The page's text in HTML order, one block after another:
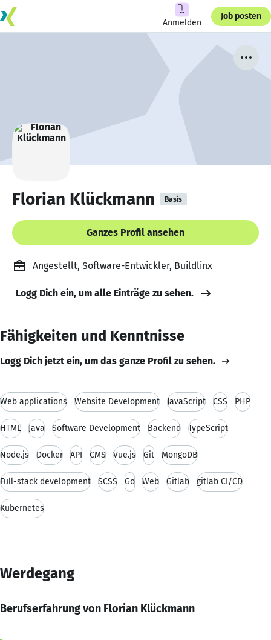
Anmelden
Job posten
Florian Klückmann Basis
Ganzes Profil ansehen
Angestellt, Software-Entwickler, Buildlinx
Logg Dich ein, um alle Einträge zu sehen.
Fähigkeiten und Kenntnisse
Logg Dich jetzt ein, um das ganze Profil zu sehen.
Web applications Website Development JavaScript CSS PHP
HTML Java Software Development Backend TypeScript
Node.js Docker API CMS Vue.js Git MongoDB
Full-stack development SCSS Go Web Gitlab gitlab CI/CD
Kubernetes
Werdegang
Berufserfahrung von Florian Klückmann